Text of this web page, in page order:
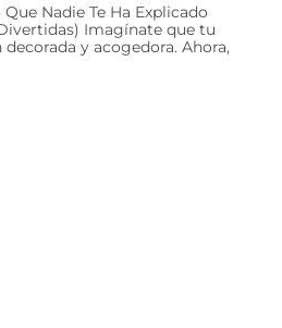
Nadie Te Ha Explicado
Imagínate que tu
y acogedora. Ahora,